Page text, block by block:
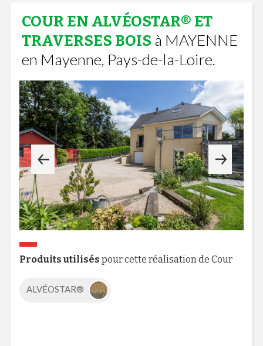
COUR EN ALVÉOSTAR® ET
TRAVERSES BOIS à MAYENNE
en Mayenne, Pays-de-la-Loire.
Produits utilisés pour cette réalisation de Cour
ALVÉOSTAR®